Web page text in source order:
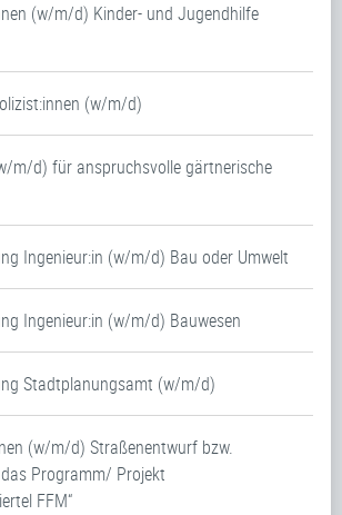
(w/m/d) Kinder- und Jugendhilfe
(w/m/d)
m/d) für anspruchsvolle gärtnerische
Ingenieur:in (w/m/d) Bau oder Umwelt
Ingenieur:in (w/m/d) Bauwesen
Stadtplanungsamt (w/m/d)
(w/m/d) Straßenentwurf bzw.
Programm/ Projekt
FFM“